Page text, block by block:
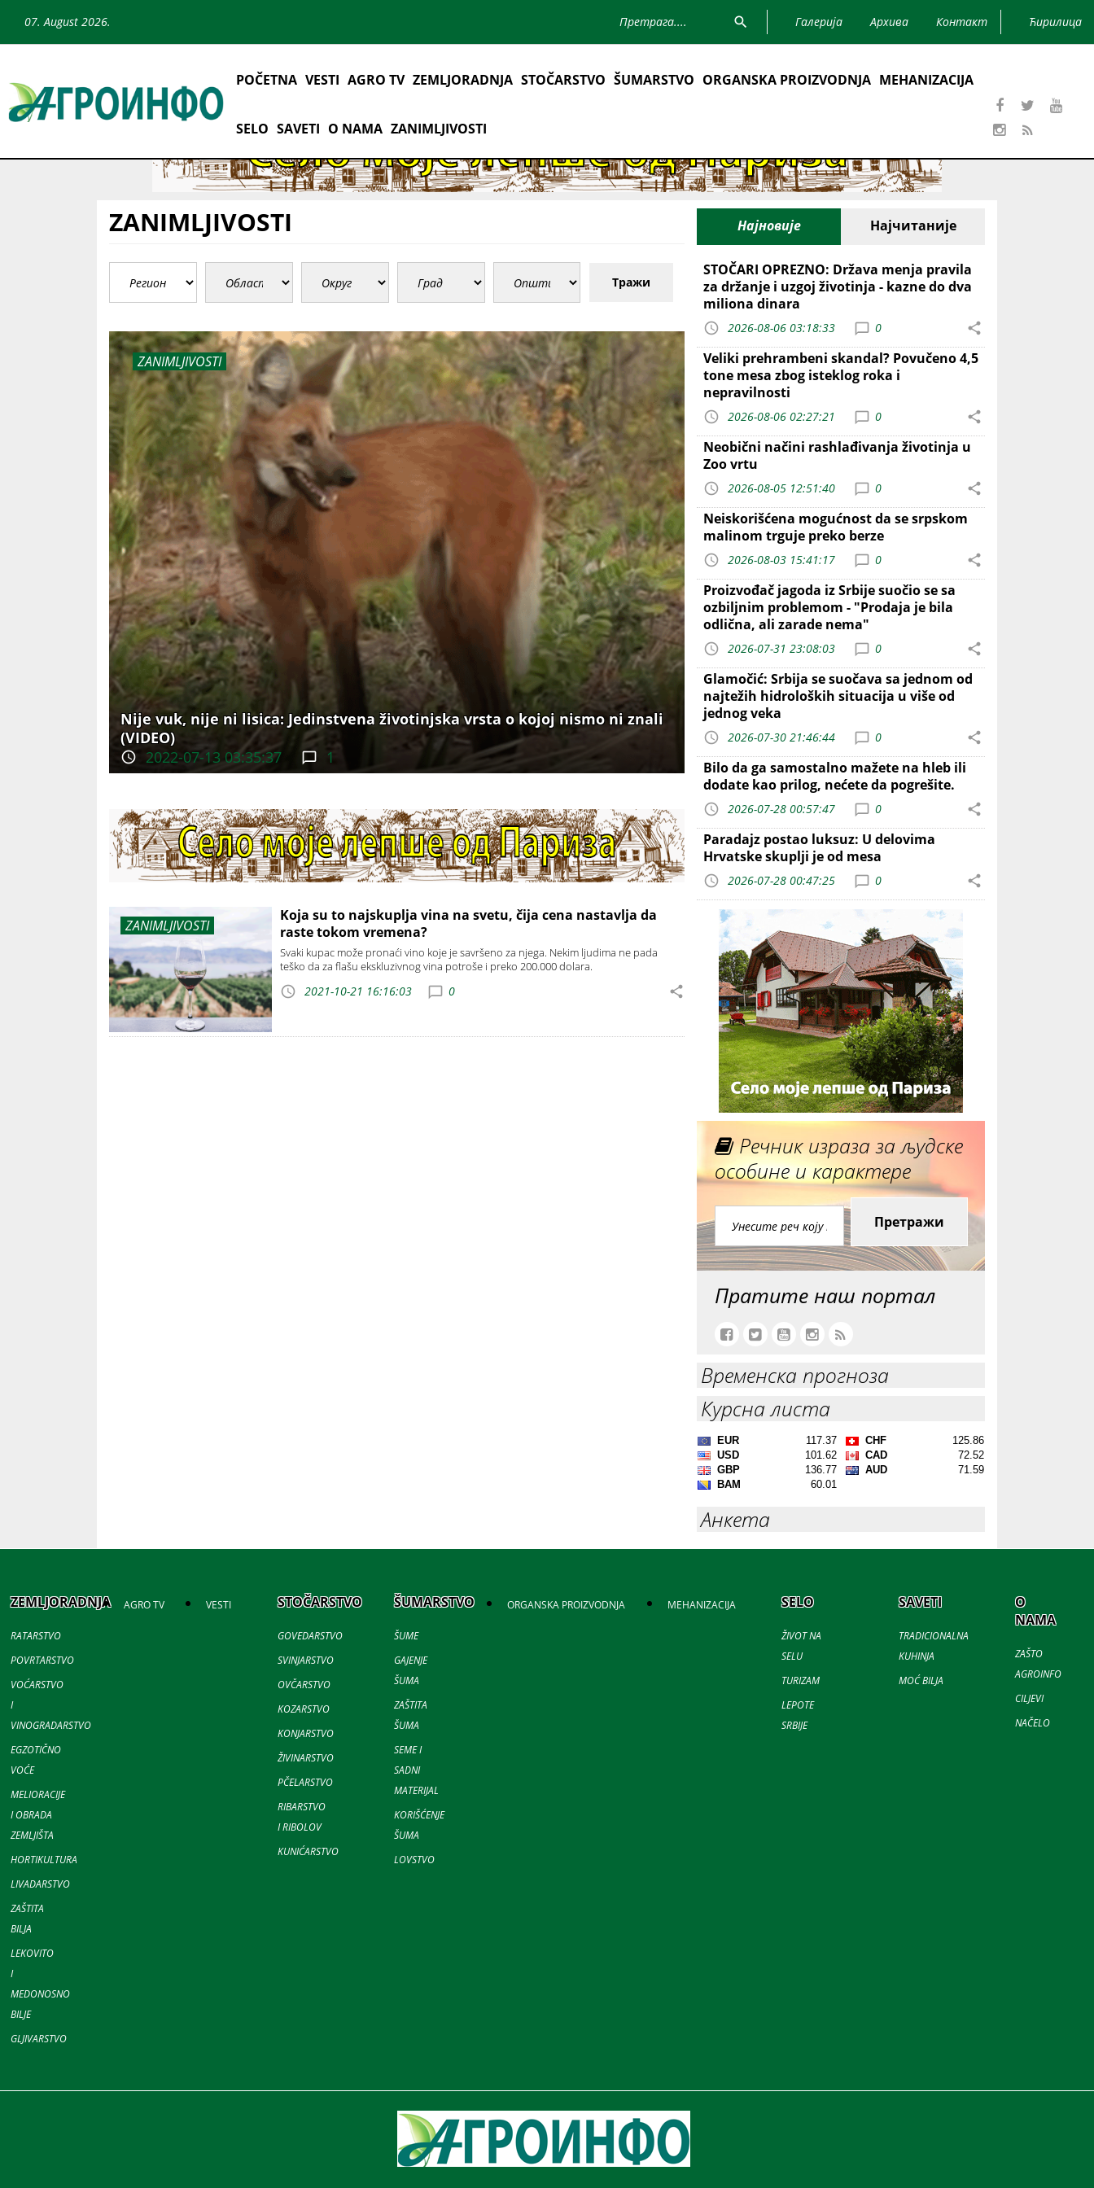
07. August 2026. Галерија Архива Контакт Ћирилица
POČETNA VESTI AGRO TV ZEMLJORADNJA STOČARSTVO ŠUMARSTVO ORGANSKA PROIZVODNJA MEHANIZACIJA
SELO SAVETI O NAMA ZANIMLJIVOSTI
ZANIMLJIVOSTI
Тражи
ZANIMLJIVOSTI
Nije vuk, nije ni lisica: Jedinstvena životinjska vrsta o kojoj nismo ni znali
(VIDEO)
2022-07-13 03:35:37
1
ZANIMLJIVOSTI
Koja su to najskuplja vina na svetu, čija cena nastavlja da
raste tokom vremena?
Svaki kupac može pronaći vino koje je savršeno za njega. Nekim ljudima ne pada
teško da za flašu ekskluzivnog vina potroše i preko 200.000 dolara.
2021-10-21 16:16:03 0
Најновије Најчитаније
STOČARI OPREZNO: Država menja pravila
za držanje i uzgoj životinja - kazne do dva
miliona dinara
2026-08-06 03:18:33 0
Veliki prehrambeni skandal? Povučeno 4,5
tone mesa zbog isteklog roka i
nepravilnosti
2026-08-06 02:27:21 0
Neobični načini rashlađivanja životinja u
Zoo vrtu
2026-08-05 12:51:40 0
Neiskorišćena mogućnost da se srpskom
malinom trguje preko berze
2026-08-03 15:41:17 0
Proizvođač jagoda iz Srbije suočio se sa
ozbiljnim problemom - "Prodaja je bila
odlična, ali zarade nema"
2026-07-31 23:08:03 0
Glamočić: Srbija se suočava sa jednom od
najtežih hidroloških situacija u više od
jednog veka
2026-07-30 21:46:44 0
Bilo da ga samostalno mažete na hleb ili
dodate kao prilog, nećete da pogrešite.
2026-07-28 00:57:47 0
Paradajz postao luksuz: U delovima
Hrvatske skuplji je od mesa
2026-07-28 00:47:25 0
Речник израза за људске
особине и карактере
Претражи
Пратите наш портал
Временска прогноза
Курсна листа
Анкета
ZEMLJORADNJA
RATARSTVO
POVRTARSTVO
VOĆARSTVO
I
VINOGRADARSTVO
EGZOTIČNO
VOĆE
MELIORACIJE
I OBRADA
ZEMLJIŠTA
HORTIKULTURA
LIVADARSTVO
ZAŠTITA
BILJA
LEKOVITO
I
MEDONOSNO
BILJE
GLJIVARSTVO
AGRO TV VESTI STOČARSTVO
GOVEDARSTVO
SVINJARSTVO
OVČARSTVO
KOZARSTVO
KONJARSTVO
ŽIVINARSTVO
PČELARSTVO
RIBARSTVO
I RIBOLOV
KUNIĆARSTVO
ŠUMARSTVO
ŠUME
GAJENJE
ŠUMA
ZAŠTITA
ŠUMA
SEME I
SADNI
MATERIJAL
KORIŠĆENJE
ŠUMA
LOVSTVO
ORGANSKA PROIZVODNJA MEHANIZACIJA SELO
ŽIVOT NA
SELU
TURIZAM
LEPOTE
SRBIJE
SAVETI
TRADICIONALNA
KUHINJA
MOĆ BILJA
O
NAMA
ZAŠTO
AGROINFO
CILJEVI
NAČELO